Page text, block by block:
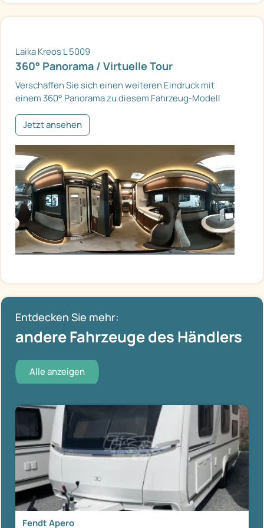
Laika Kreos L 5009
360° Panorama / Virtuelle Tour
Verschaffen Sie sich einen weiteren Eindruck mit
einem 360° Panorama zu diesem Fahrzeug-Modell
Jetzt ansehen
Entdecken Sie mehr:
andere Fahrzeuge des Händlers
Alle anzeigen
Fendt Apero